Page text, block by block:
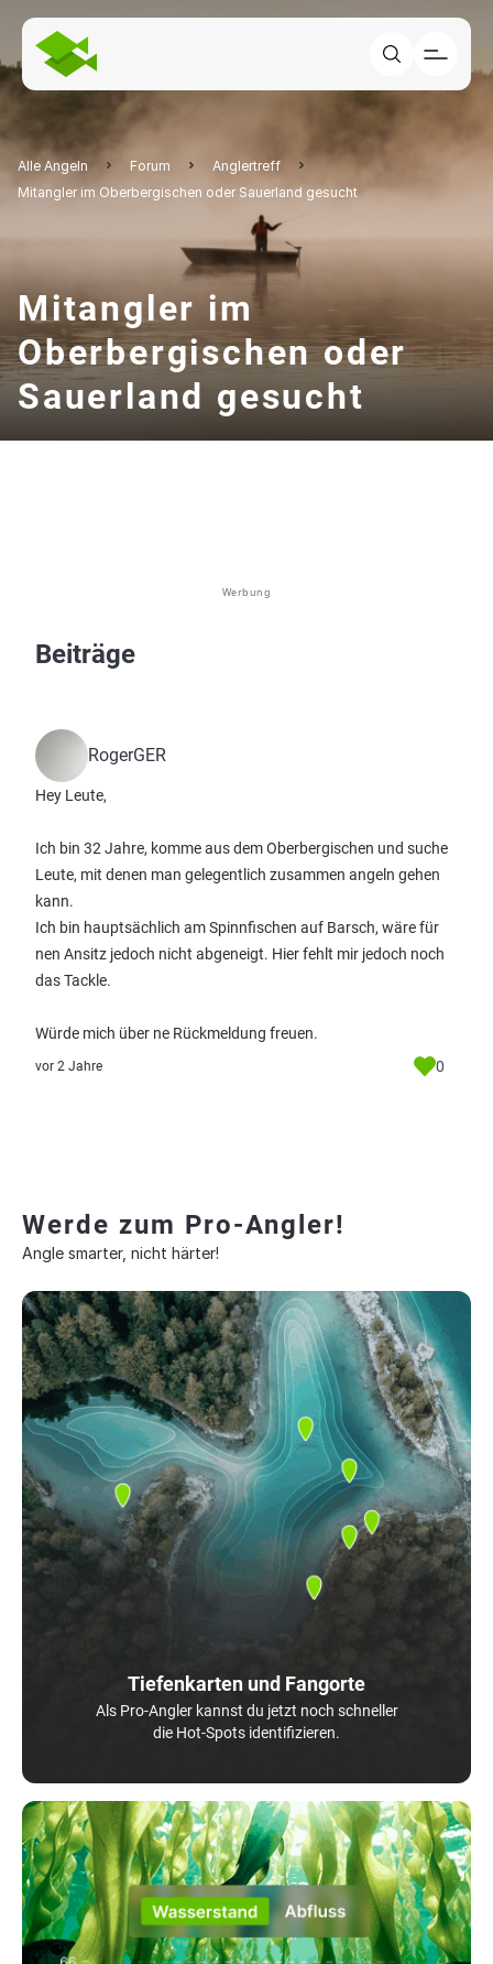
Alle Angeln Forum
Anglertreff
Mitangler im Oberbergischen oder Sauerland gesucht
Mitangler im
Oberbergischen oder
Sauerland gesucht
Werbung
Beiträge
RogerGER
Hey Leute,
Ich bin 32 Jahre, komme aus dem Oberbergischen und suche
Leute, mit denen man gelegentlich zusammen angeln gehen
kann.
Ich bin hauptsächlich am Spinnfischen auf Barsch, wäre für
nen Ansitz jedoch nicht abgeneigt. Hier fehlt mir jedoch noch
das Tackle.
Würde mich über ne Rückmeldung freuen.
vor 2 Jahre 0
Werde zum Pro-Angler!
Angle smarter, nicht härter!
Tiefenkarten und Fangorte
Als Pro-Angler kannst du jetzt noch schneller
die Hot-Spots identifizieren.